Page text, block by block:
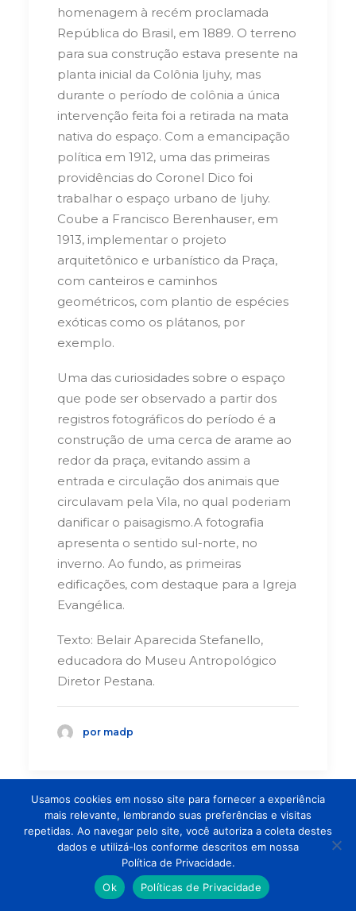
homenagem à recém proclamada
República do Brasil, em 1889. O terreno
para sua construção estava presente na
planta inicial da Colônia Ijuhy, mas
durante o período de colônia a única
intervenção feita foi a retirada na mata
nativa do espaço. Com a emancipação
política em 1912, uma das primeiras
providências do Coronel Dico foi
trabalhar o espaço urbano de Ijuhy.
Coube a Francisco Berenhauser, em
1913, implementar o projeto
arquitetônico e urbanístico da Praça,
com canteiros e caminhos
geométricos, com plantio de espécies
exóticas como os plátanos, por
exemplo.
Uma das curiosidades sobre o espaço
que pode ser observado a partir dos
registros fotográficos do período é a
construção de uma cerca de arame ao
redor da praça, evitando assim a
entrada e circulação dos animais que
circulavam pela Vila, no qual poderiam
danificar o paisagismo.A fotografia
apresenta o sentido sul-norte, no
inverno. Ao fundo, as primeiras
edificações, com destaque para a Igreja
Evangélica.
Texto: Belair Aparecida Stefanello,
educadora do Museu Antropológico
Diretor Pestana.
por madp
Usamos cookies em nosso site para fornecer a experiência
mais relevante, lembrando suas preferências e visitas
repetidas. Ao navegar pelo site, você autoriza a coleta destes
dados e utilizá-los conforme descritos em nossa
Política de Privacidade.
Ok
Políticas de Privacidade